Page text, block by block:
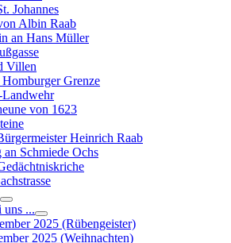
Johannes
Albin Raab
an Hans Müller
Villen
Grenze
von 1623
Heinrich Raab
an Schmiede Ochs
uns ...
2025 (Rübengeister)
2025 (Weihnachten)